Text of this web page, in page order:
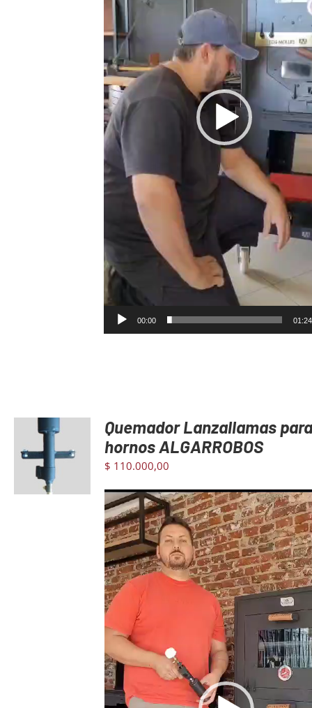
00:00 01:24
AGREGAR
AL CARRITO
/
DETAILS
Quemador Lanzallamas para
hornos ALGARROBOS
$ 110.000,00
Reproductor
de
video